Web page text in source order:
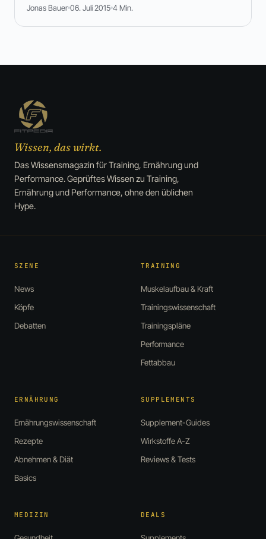
Jonas Bauer 06. Juli 2015 4 Min.
Wissen, das wirkt.
Das Wissensmagazin für Training, Ernährung und
Performance. Geprüftes Wissen zu Training,
Ernährung und Performance, ohne den üblichen
Hype.
SZENE
News
Köpfe
Debatten
TRAINING
Muskelaufbau & Kraft
Trainingswissenschaft
Trainingspläne
Performance
Fettabbau
ERNÄHRUNG
Ernährungswissenschaft
Rezepte
Abnehmen & Diät
Basics
SUPPLEMENTS
Supplement-Guides
Wirkstoffe A-Z
Reviews & Tests
MEDIZIN DEALS